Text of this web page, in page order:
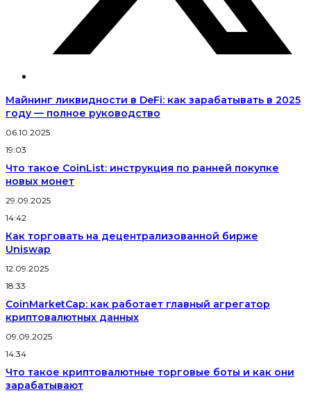
Майнинг ликвидности в DeFi: как зарабатывать в 2025
году — полное руководство
06.10.2025
19:03
Что такое CoinList: инструкция по ранней покупке
новых монет
29.09.2025
14:42
Как торговать на децентрализованной бирже
Uniswap
12.09.2025
18:33
CoinMarketCap: как работает главный агрегатор
криптовалютных данных
09.09.2025
14:34
Что такое криптовалютные торговые боты и как они
зарабатывают